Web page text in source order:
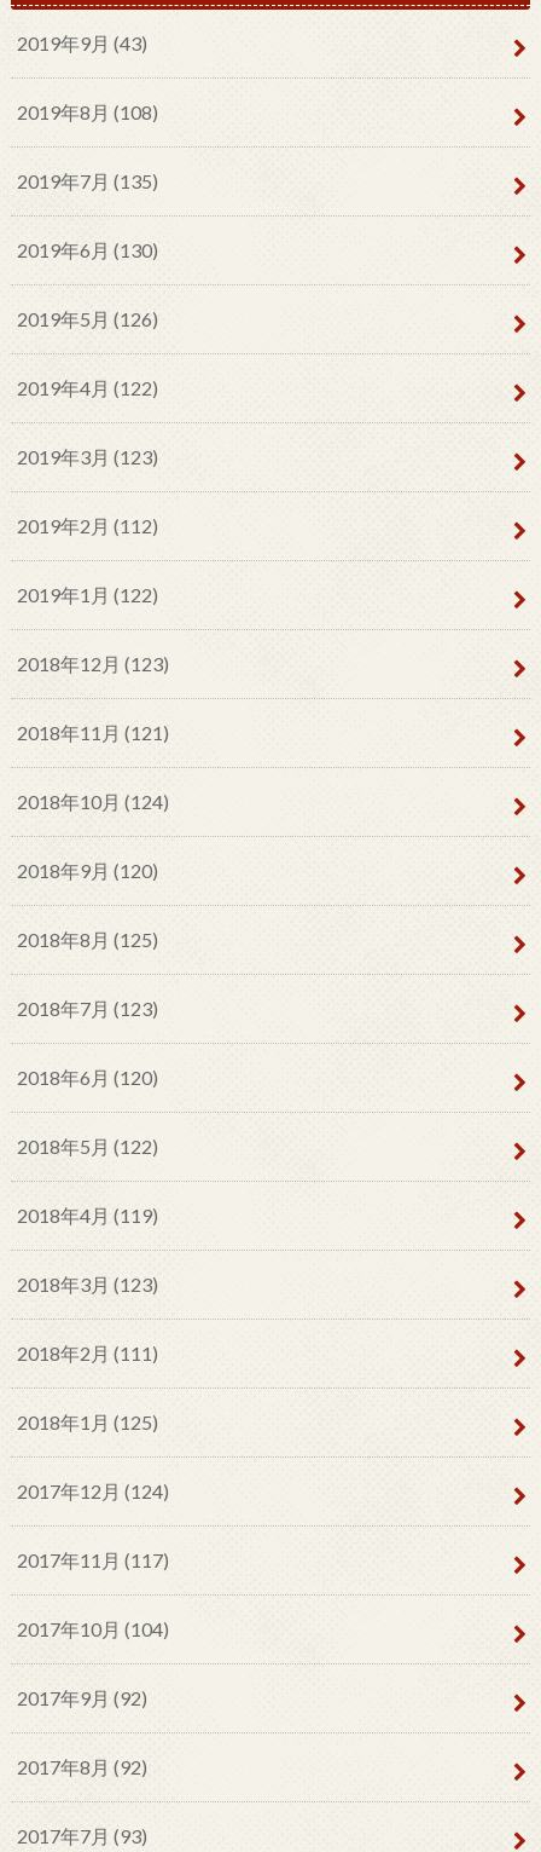
2019年9月 (43)
2019年8月 (108)
2019年7月 (135)
2019年6月 (130)
2019年5月 (126)
2019年4月 (122)
2019年3月 (123)
2019年2月 (112)
2019年1月 (122)
2018年12月 (123)
2018年11月 (121)
2018年10月 (124)
2018年9月 (120)
2018年8月 (125)
2018年7月 (123)
2018年6月 (120)
2018年5月 (122)
2018年4月 (119)
2018年3月 (123)
2018年2月 (111)
2018年1月 (125)
2017年12月 (124)
2017年11月 (117)
2017年10月 (104)
2017年9月 (92)
2017年8月 (92)
2017年7月 (93)